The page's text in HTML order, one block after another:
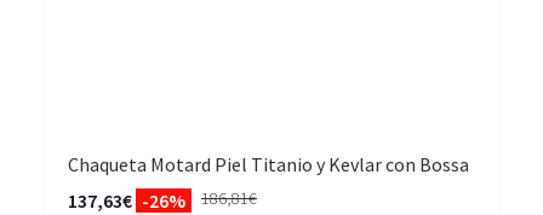
Chaqueta Motard Piel Titanio y Kevlar con Bossa
137,63€ -26% 186,81€